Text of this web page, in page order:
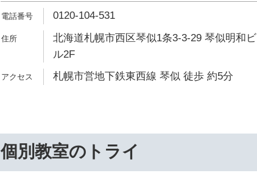
0120-104-531
北海道札幌市西区琴似1条3-3-29 琴似明和ビ
ル2F
札幌市営地下鉄東西線 琴似 徒歩 約5分
個別教室のトライ